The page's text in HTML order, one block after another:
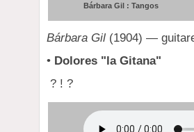
Bárbara Gil : Tangos
Bárbara Gil (1904) —
• Dolores "la Gitana"
? ! ?